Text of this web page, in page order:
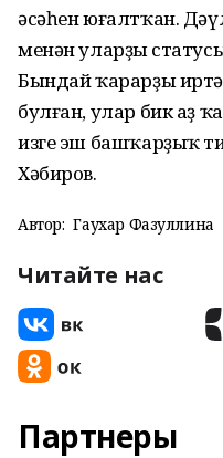
әсәһен юғалтҡан.
менән уларҙың
Бындай ҡарарҙы
булған, улар бик аҙ
изге эш башҡарҙыҡ
Хәбиров.
Автор: Гаухар Фазуллина
Читайте нас
Партнеры